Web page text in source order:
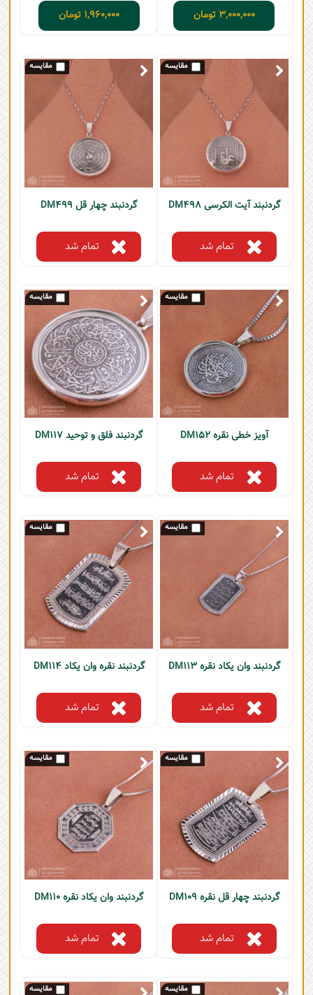
3,000,000 تومان 1,960,000 تومان
گردنبند آیت الکرسی DM498
تمام شد
گردنبند چهار قل DM499
تمام شد
آویز خطی نقره DM152
تمام شد
گردنبند فلق و توحید DM117
تمام شد
گردنبند وان یکاد نقره DM113
تمام شد
گردنبند نقره وان یکاد DM114
تمام شد
گردنبند چهار قل نقره DM109
تمام شد
گردنبند وان یکاد نقره DM110
تمام شد